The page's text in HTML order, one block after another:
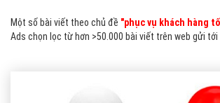
Một số bài viết theo chủ đề "phục vụ khách hàng
Ads chọn lọc từ hơn >50.000 bài viết trên web gửi tới